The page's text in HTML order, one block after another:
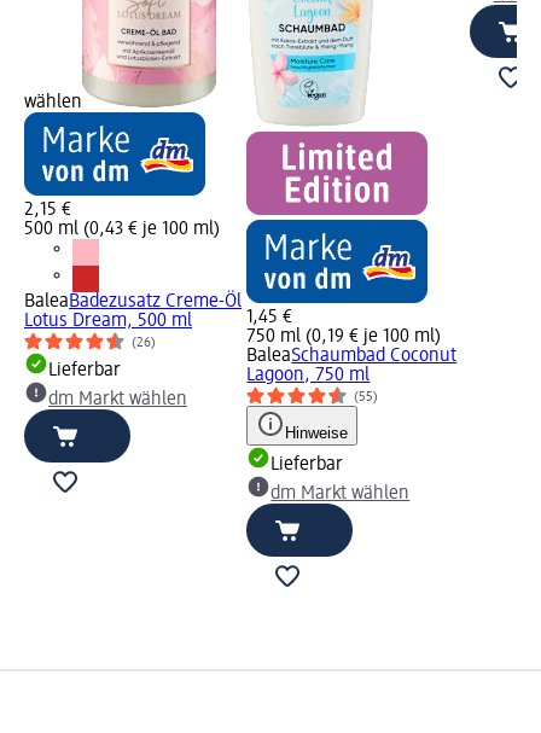
wählen
2,15 €
500 ml (0,43 € je 100 ml)
BaleaBadezusatz Creme-Öl
Lotus Dream, 500 ml
(26)
Lieferbar
dm Markt wählen
1,45 €
750 ml (0,19 € je 100 ml)
BaleaSchaumbad Coconut
Lagoon, 750 ml
(55)
Hinweise
Lieferbar
dm Markt wählen